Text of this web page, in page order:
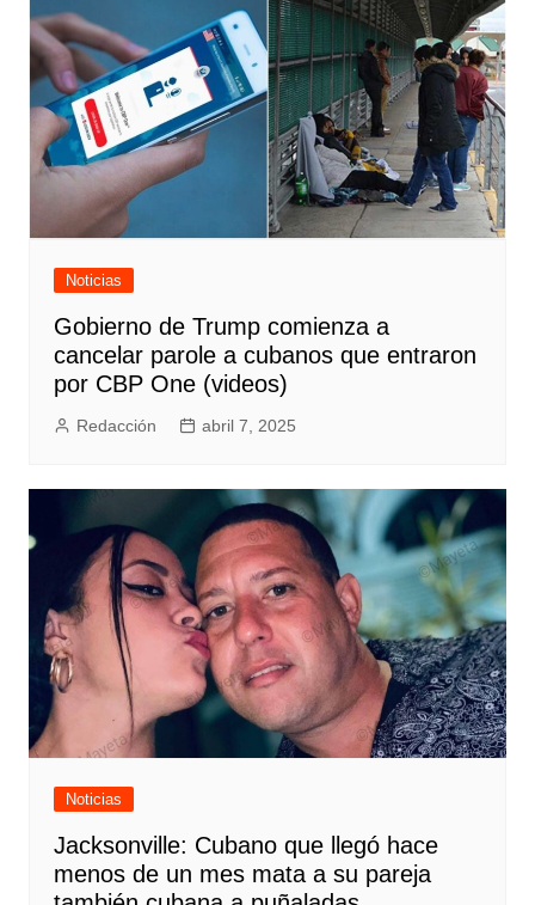
Noticias
Gobierno de Trump comienza a
cancelar parole a cubanos que entraron
por CBP One (videos)
Redacción abril 7, 2025
Noticias
Jacksonville: Cubano que llegó hace
menos de un mes mata a su pareja